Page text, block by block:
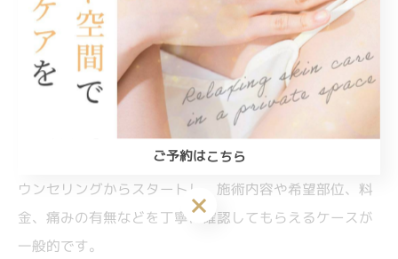
リアル体験談で知る脱毛の流れ
脱毛の流れを体験談で詳しく解説します
脱毛を初めて体験する際、どのような流れで施術が進む
のか不安を感じる方も多いのではないでしょうか。香川
県高松市仏生山町甲での脱毛体験談によると、まずはカ
ウンセリングからスタートし、施術内容や希望部位、料
金、痛みの有無などを丁寧に確認してもらえるケースが
一般的です。
ご予約はこちら
ご予約はこちら